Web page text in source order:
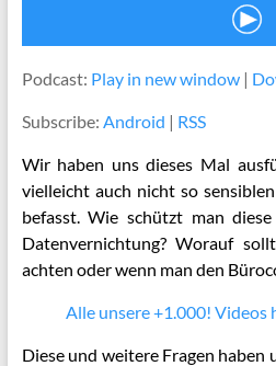
Podcast: Play in new window|
Subscribe: Android | RSS
Wir haben uns dieses Mal
vielleicht auch nicht so
befasst. Wie schützt man
Datenvernichtung? Worauf
achten oder wenn man den
Alle unsere +1.000! Videos
Diese und weitere Fragen haben